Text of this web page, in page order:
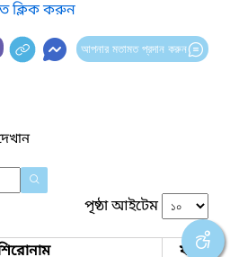
ক্লিক করুন
আপনার মতামত প্রদান করুন
পৃষ্ঠা আইটেম
ফাইল